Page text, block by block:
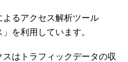
るアクセス解析ツール
を利用しています。
スはトラフィックデータの収